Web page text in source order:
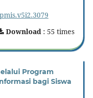
Download : 55 times
Program
bagi Siswa